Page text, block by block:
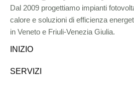
Dal 2009 progettiamo impianti
calore e soluzioni di efficienza
in Veneto e Friuli-Venezia Giulia.
INIZIO
SERVIZI